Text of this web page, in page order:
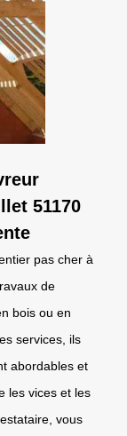
51170
pas cher à
de
bois ou en
services, ils
abordables et
les vices et les
vous